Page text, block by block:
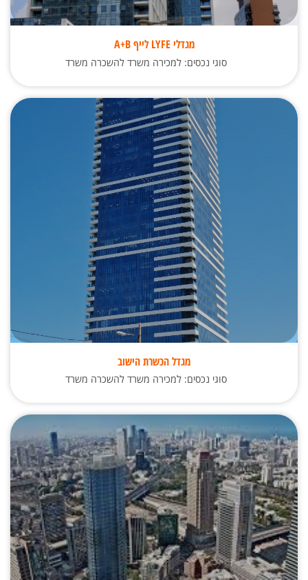
מגדלי LYFE לייף A+B
סוגי נכסים: למכירה משרד להשכרה משרד
מגדל הכשרת הישוב
סוגי נכסים: למכירה משרד להשכרה משרד